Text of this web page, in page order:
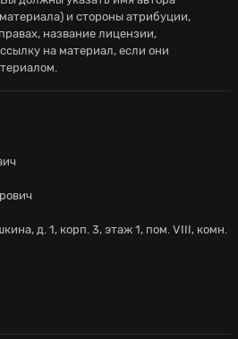
и стороны атрибуции,
название лицензии,
на материал, если они
д. 1, корп. 3, этаж 1, пом. VIII, комн.